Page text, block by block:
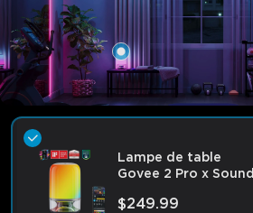
Lampe de table
Govee 2 Pro x Sound
$249.99